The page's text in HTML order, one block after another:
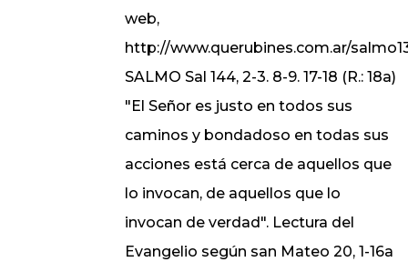
web,
http://www.querubines.com.ar/
SALMO Sal 144, 2-3. 8-9. 17-18 (R.: 18a)
"El Señor es justo en todos sus
caminos y bondadoso en todas sus
acciones está cerca de aquellos que
lo invocan, de aquellos que lo
invocan de verdad". Lectura del
Evangelio según san Mateo 20, 1-16a